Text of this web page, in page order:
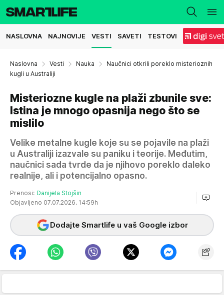
NASLOVNA NAJNOVIJE VESTI SAVETI TESTOVI
Naslovna Vesti Nauka
Naučnici otkrili poreklo misterioznih
kugli u Australiji
Misteriozne kugle na plaži zbunile sve:
Istina je mnogo opasnija nego što se
mislilo
Velike metalne kugle koje su se pojavile na plaži
u Australiji izazvale su paniku i teorije. Međutim,
naučnici sada tvrde da je njihovo poreklo daleko
realnije, ali i potencijalno opasno.
Prenosi: Danijela Stojšin
Objavljeno 07.07.2026. 14:59h
Dodajte Smartlife u vaš Google izbor